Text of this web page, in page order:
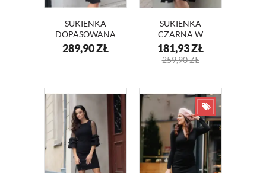
SUKIENKA
DOPASOWANA
CZARNA RITA
KM347
289,90ZŁ
SUKIENKA
CZARNA W
GROSZKI OLIWIA
KM346
181,93ZŁ
259,90ZŁ